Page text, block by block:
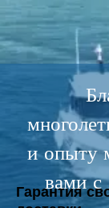
и опыту
вами
Гарантия